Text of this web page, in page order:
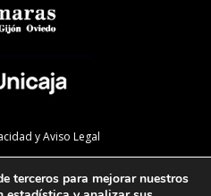
y Aviso Legal
de calidad
terceros para mejorar nuestros